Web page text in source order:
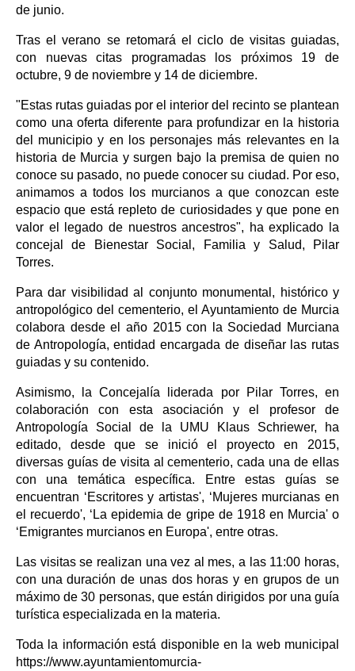
de junio.
Tras el verano se retomará el ciclo de visitas guiadas,
con nuevas citas programadas los próximos 19 de
octubre, 9 de noviembre y 14 de diciembre.
"Estas rutas guiadas por el interior del recinto se plantean
como una oferta diferente para profundizar en la historia
del municipio y en los personajes más relevantes en la
historia de Murcia y surgen bajo la premisa de quien no
conoce su pasado, no puede conocer su ciudad. Por eso,
animamos a todos los murcianos a que conozcan este
espacio que está repleto de curiosidades y que pone en
valor el legado de nuestros ancestros", ha explicado la
concejal de Bienestar Social, Familia y Salud, Pilar
Torres.
Para dar visibilidad al conjunto monumental, histórico y
antropológico del cementerio, el Ayuntamiento de Murcia
colabora desde el año 2015 con la Sociedad Murciana
de Antropología, entidad encargada de diseñar las rutas
guiadas y su contenido.
Asimismo, la Concejalía liderada por Pilar Torres, en
colaboración con esta asociación y el profesor de
Antropología Social de la UMU Klaus Schriewer, ha
editado, desde que se inició el proyecto en 2015,
diversas guías de visita al cementerio, cada una de ellas
con una temática específica. Entre estas guías se
encuentran ‘Escritores y artistas', ‘Mujeres murcianas en
el recuerdo', ‘La epidemia de gripe de 1918 en Murcia' o
‘Emigrantes murcianos en Europa', entre otras.
Las visitas se realizan una vez al mes, a las 11:00 horas,
con una duración de unas dos horas y en grupos de un
máximo de 30 personas, que están dirigidos por una guía
turística especializada en la materia.
Toda la información está disponible en la web municipal
https://www.ayuntamientomurcia-